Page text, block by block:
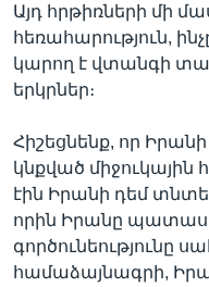
Այդ հրթիռների մի
հեռահարություն,
կարող է վտանգի
երկրներ։
Հիշեցնենք, որ
կնքված
էին Իրանի դեմ
որին Իրանը
գործունեությունը
համաձայնագրի,